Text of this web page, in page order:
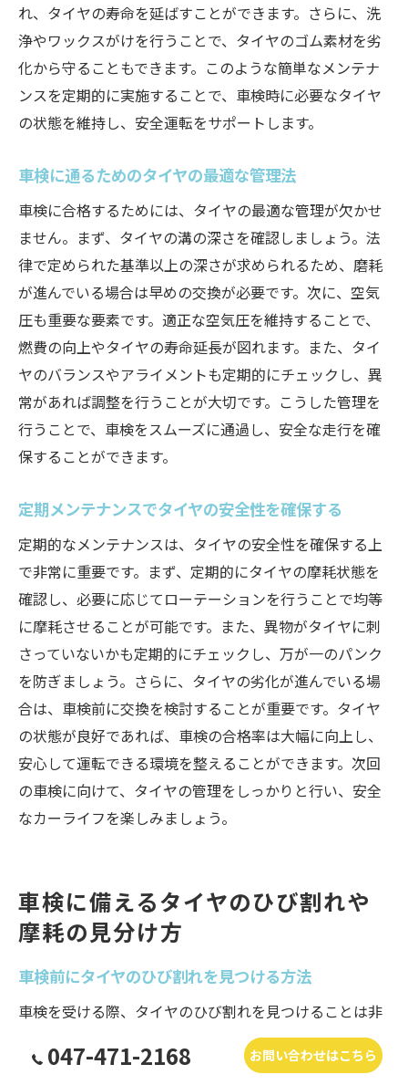
れ、タイヤの寿命を延ばすことができます。さらに、洗
浄やワックスがけを行うことで、タイヤのゴム素材を劣
化から守ることもできます。このような簡単なメンテナ
ンスを定期的に実施することで、車検時に必要なタイヤ
の状態を維持し、安全運転をサポートします。
車検に通るためのタイヤの最適な管理法
車検に合格するためには、タイヤの最適な管理が欠かせ
ません。まず、タイヤの溝の深さを確認しましょう。法
律で定められた基準以上の深さが求められるため、磨耗
が進んでいる場合は早めの交換が必要です。次に、空気
圧も重要な要素です。適正な空気圧を維持することで、
燃費の向上やタイヤの寿命延長が図れます。また、タイ
ヤのバランスやアライメントも定期的にチェックし、異
常があれば調整を行うことが大切です。こうした管理を
行うことで、車検をスムーズに通過し、安全な走行を確
保することができます。
定期メンテナンスでタイヤの安全性を確保する
定期的なメンテナンスは、タイヤの安全性を確保する上
で非常に重要です。まず、定期的にタイヤの摩耗状態を
確認し、必要に応じてローテーションを行うことで均等
に摩耗させることが可能です。また、異物がタイヤに刺
さっていないかも定期的にチェックし、万が一のパンク
を防ぎましょう。さらに、タイヤの劣化が進んでいる場
合は、車検前に交換を検討することが重要です。タイヤ
の状態が良好であれば、車検の合格率は大幅に向上し、
安心して運転できる環境を整えることができます。次回
の車検に向けて、タイヤの管理をしっかりと行い、安全
なカーライフを楽しみましょう。
車検に備えるタイヤのひび割れや
摩耗の見分け方
車検前にタイヤのひび割れを見つける方法
車検を受ける際、タイヤのひび割れを見つけることは非
常に重要です。まず、タイヤの全体を目視で確認し、ひ
び割れがないかチェックします。特に、タイヤのサイド
047-471-2168 お問い合わせはこちら